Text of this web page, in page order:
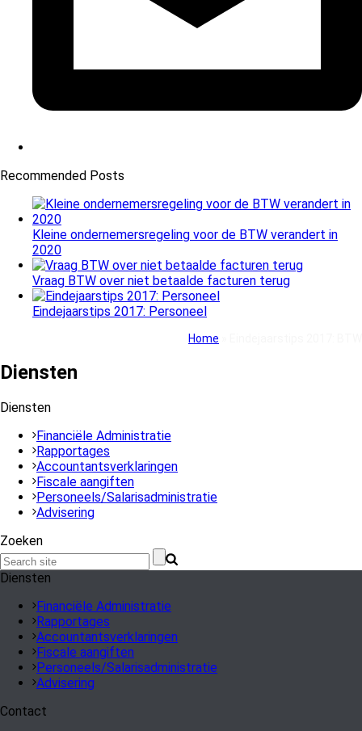
Recommended Posts
Kleine ondernemersregeling voor de BTW verandert in
2020
Vraag BTW over niet betaalde facturen terug
Eindejaarstips 2017: Personeel
Home
Diensten
Diensten
Financiële Administratie
Rapportages
Accountantsverklaringen
Fiscale aangiften
Personeels/Salarisadministratie
Advisering
Zoeken
Diensten
Financiële Administratie
Rapportages
Accountantsverklaringen
Fiscale aangiften
Personeels/Salarisadministratie
Advisering
Contact